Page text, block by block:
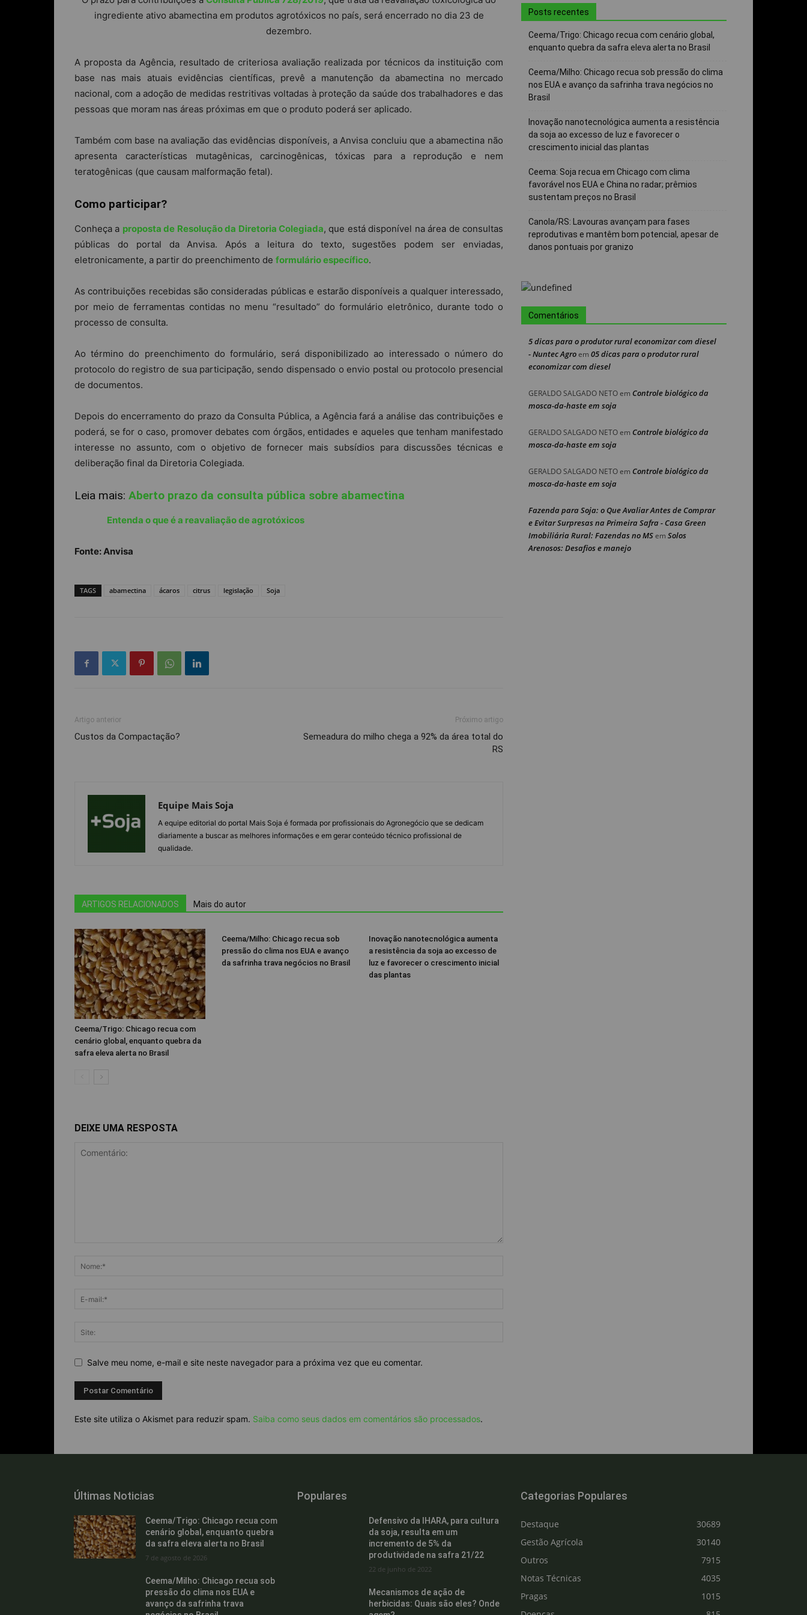
ingrediente ativo abamectina em produtos agrotóxicos no país, será encerrado no dia 23 de
dezembro.
A proposta da Agência, resultado de criteriosa avaliação realizada por técnicos da instituição com
base nas mais atuais evidências científicas, prevê a manutenção da abamectina no mercado
nacional, com a adoção de medidas restritivas voltadas à proteção da saúde dos trabalhadores e das
pessoas que moram nas áreas próximas em que o produto poderá ser aplicado.
Também com base na avaliação das evidências disponíveis, a Anvisa concluiu que a abamectina não
apresenta características mutagênicas, carcinogênicas, tóxicas para a reprodução e nem
teratogênicas (que causam malformação fetal).
Como participar?
Conheça a proposta de Resolução da Diretoria Colegiada, que está disponível na área de consultas
públicas do portal da Anvisa. Após a leitura do texto, sugestões podem ser enviadas,
eletronicamente, a partir do preenchimento de formulário específico.
As contribuições recebidas são consideradas públicas e estarão disponíveis a qualquer interessado,
por meio de ferramentas contidas no menu “resultado” do formulário eletrônico, durante todo o
processo de consulta.
Ao término do preenchimento do formulário, será disponibilizado ao interessado o número do
protocolo do registro de sua participação, sendo dispensado o envio postal ou protocolo presencial
de documentos.
Depois do encerramento do prazo da Consulta Pública, a Agência fará a análise das contribuições e
poderá, se for o caso, promover debates com órgãos, entidades e aqueles que tenham manifestado
interesse no assunto, com o objetivo de fornecer mais subsídios para discussões técnicas e
deliberação final da Diretoria Colegiada.
Leia mais: Aberto prazo da consulta pública sobre abamectina
Entenda o que é a reavaliação de agrotóxicos
Fonte: Anvisa
TAGS abamectina ácaros citrus legislação Soja
Artigo anterior
Custos da Compactação?
Próximo artigo
Semeadura do milho chega a 92% da área total do
RS
Equipe Mais Soja
A equipe editorial do portal Mais Soja é formada por profissionais do Agronegócio que se dedicam
diariamente a buscar as melhores informações e em gerar conteúdo técnico profissional de
qualidade.
ARTIGOS RELACIONADOS Mais do autor
Ceema/Trigo: Chicago recua com
cenário global, enquanto quebra da
safra eleva alerta no Brasil
Ceema/Milho: Chicago recua sob
pressão do clima nos EUA e avanço
da safrinha trava negócios no Brasil
Inovação nanotecnológica aumenta
a resistência da soja ao excesso de
luz e favorecer o crescimento inicial
das plantas
DEIXE UMA RESPOSTA
Salve meu nome, e-mail e site neste navegador para a próxima vez que eu comentar.
Este site utiliza o Akismet para reduzir spam. Saiba como seus dados em comentários são processados.
Posts recentes
Ceema/Trigo: Chicago recua com cenário global,
enquanto quebra da safra eleva alerta no Brasil
Ceema/Milho: Chicago recua sob pressão do clima
nos EUA e avanço da safrinha trava negócios no
Brasil
Inovação nanotecnológica aumenta a resistência
da soja ao excesso de luz e favorecer o
crescimento inicial das plantas
Ceema: Soja recua em Chicago com clima
favorável nos EUA e China no radar; prêmios
sustentam preços no Brasil
Canola/RS: Lavouras avançam para fases
reprodutivas e mantêm bom potencial, apesar de
danos pontuais por granizo
Comentários
5 dicas para o produtor rural economizar com diesel
- Nuntec Agroem 05 dicas para o produtor rural
economizar com diesel
GERALDO SALGADO NETOem Controle biológico da
mosca-da-haste em soja
GERALDO SALGADO NETOem Controle biológico da
mosca-da-haste em soja
GERALDO SALGADO NETOem Controle biológico da
mosca-da-haste em soja
Fazenda para Soja: o Que Avaliar Antes de Comprar
e Evitar Surpresas na Primeira Safra - Casa Green
Imobiliária Rural: Fazendas no MSem Solos
Arenosos: Desafios e manejo
Últimas Noticias
Ceema/Trigo: Chicago recua com
cenário global, enquanto quebra
da safra eleva alerta no Brasil
7 de agosto de 2026
Ceema/Milho: Chicago recua sob
pressão do clima nos EUA e
avanço da safrinha trava
Populares
Defensivo da IHARA, para cultura
da soja, resulta em um
incremento de 5% da
produtividade na safra 21/22
22 de junho de 2022
Mecanismos de ação de
herbicidas: Quais são eles? Onde
Categorias Populares
Destaque
30689
Gestão Agrícola
30140
Outros
7915
Notas Técnicas
4035
Pragas
1015